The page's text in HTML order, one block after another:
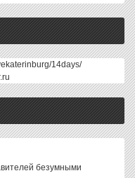
14days/
безумными